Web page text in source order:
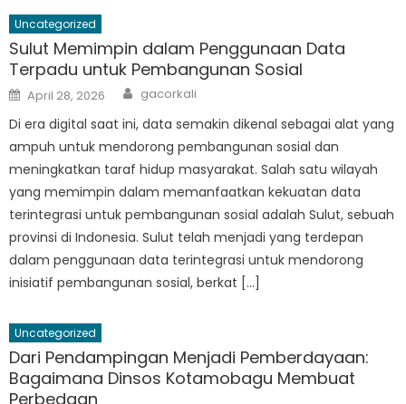
Uncategorized
Sulut Memimpin dalam Penggunaan Data
Terpadu untuk Pembangunan Sosial
Posted
on
April 28, 2026 Author
gacorkali
Di era digital saat ini, data semakin dikenal sebagai alat yang
ampuh untuk mendorong pembangunan sosial dan
meningkatkan taraf hidup masyarakat. Salah satu wilayah
yang memimpin dalam memanfaatkan kekuatan data
terintegrasi untuk pembangunan sosial adalah Sulut, sebuah
provinsi di Indonesia. Sulut telah menjadi yang terdepan
dalam penggunaan data terintegrasi untuk mendorong
inisiatif pembangunan sosial, berkat […]
Uncategorized
Dari Pendampingan Menjadi Pemberdayaan:
Bagaimana Dinsos Kotamobagu Membuat
Perbedaan